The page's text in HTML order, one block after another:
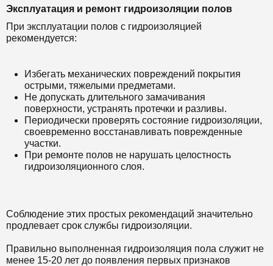
Эксплуатация и ремонт гидроизоляции полов
При эксплуатации полов с гидроизоляцией
рекомендуется:
Избегать механических повреждений покрытия
острыми, тяжелыми предметами.
Не допускать длительного замачивания
поверхности, устранять протечки и разливы.
Периодически проверять состояние гидроизоляции,
своевременно восстанавливать поврежденные
участки.
При ремонте полов не нарушать целостность
гидроизоляционного слоя.
Соблюдение этих простых рекомендаций значительно
продлевает срок службы гидроизоляции.
Правильно выполненная гидроизоляция пола служит не
менее 15-20 лет до появления первых признаков